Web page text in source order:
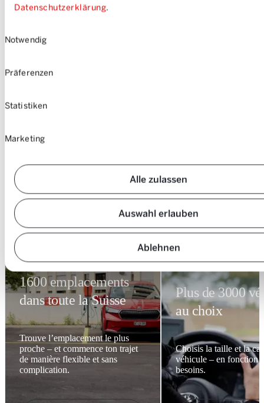
Datenschutzerklärung.
Notwendig
Präferenzen
Statistiken
Marketing
Alle zulassen
Auswahl erlauben
Ablehnen
Inscription
icien quelques clics.
Emplacements
Plus de
1600 emplacements
dans toute la Suisse
Trouve l’emplacement le plus
proche – et commence ton trajet
de manière flexible et sans
complication.
Plus de 3000
au choix
Choisis la taille et la
véhicule – en fonction
besoins.